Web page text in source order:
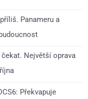
Panameru a
Největší oprava
Překvapuje